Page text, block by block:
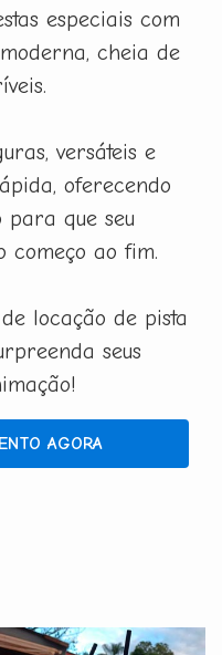
especiais com
cheia de
versáteis e
oferecendo
para que seu
começo ao fim.
locação de pista
seus
AGORA